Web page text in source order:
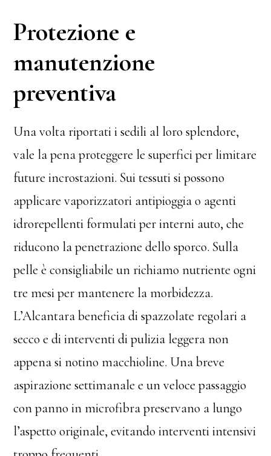
Protezione e
manutenzione
preventiva
Una volta riportati i sedili al loro splendore,
vale la pena proteggere le superfici per limitare
future incrostazioni. Sui tessuti si possono
applicare vaporizzatori antipioggia o agenti
idrorepellenti formulati per interni auto, che
riducono la penetrazione dello sporco. Sulla
pelle è consigliabile un richiamo nutriente ogni
tre mesi per mantenere la morbidezza.
L’Alcantara beneficia di spazzolate regolari a
secco e di interventi di pulizia leggera non
appena si notino macchioline. Una breve
aspirazione settimanale e un veloce passaggio
con panno in microfibra preservano a lungo
l’aspetto originale, evitando interventi intensivi